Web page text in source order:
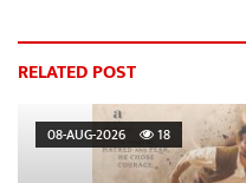
RELATED POST
08-AUG-2026 18